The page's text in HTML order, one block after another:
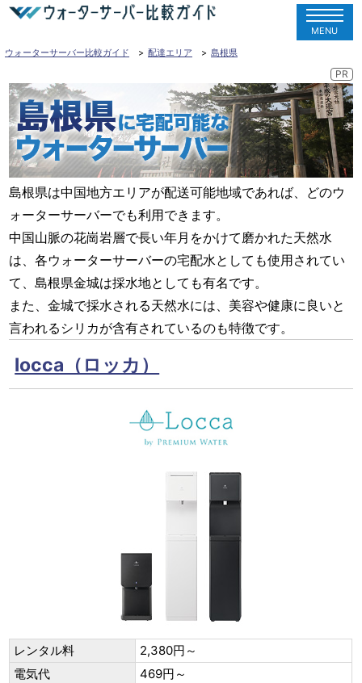
MENU
ウォーターサーバー比較ガイド
配達エリア 島根県
島根県は中国地方エリアが配送可能地域であれば、どのウ
ォーターサーバーでも利用できます。
中国山脈の花崗岩層で長い年月をかけて磨かれた天然水
は、各ウォーターサーバーの宅配水としても使用されてい
て、島根県金城は採水地としても有名です。
また、金城で採水される天然水には、美容や健康に良いと
言われるシリカが含有されているのも特徴です。
locca（ロッカ）
レンタル料
2,380円～
電気代
469円～